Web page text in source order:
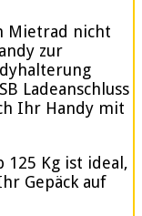
Mietrad nicht
zur
Ladeanschluss
Ihr Handy mit
125 Kg ist ideal,
Gepäck auf